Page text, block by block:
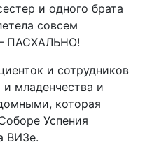
и одного брата
совсем
– ПАСХАЛЬНО!
и сотрудников
младенчества и
которая
Успения
ВИЗе.